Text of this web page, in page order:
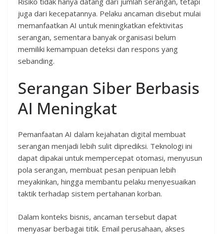
juga dari kecepatannya. Pelaku ancaman disebut mulai
memanfaatkan AI untuk meningkatkan efektivitas
serangan, sementara banyak organisasi belum
memiliki kemampuan deteksi dan respons yang
sebanding.
Serangan Siber Berbasis
AI Meningkat
Pemanfaatan AI dalam kejahatan digital membuat
serangan menjadi lebih sulit diprediksi. Teknologi ini
dapat dipakai untuk mempercepat otomasi, menyusun
pola serangan, membuat pesan penipuan lebih
meyakinkan, hingga membantu pelaku menyesuaikan
taktik terhadap sistem pertahanan korban.
Dalam konteks bisnis, ancaman tersebut dapat
menyasar berbagai titik. Email perusahaan, akses